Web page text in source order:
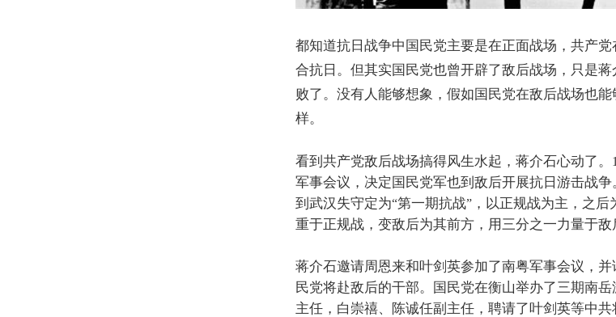
都知道抗日战争中国民党主要是在正面战场，共产
合抗日。但其实国民党也曾开辟了敌后战场，只是
败了。没有人能够想象，假如国民党在敌后战场也
样。
看到共产党敌后战场搞得风生水起，蒋介石心动了。
军事会议，决定国民党军也到敌后开展抗日游击战
到武汉失守定为“第一期抗战”，以正规战为主，之后
重于正规战，变敌后为其前方，用三分之一力量于敌
蒋介石邀请周恩来和叶剑英参加了南粤军事会议，
民党将赴敌后的干部。国民党在衡山举办了三期南
主任，白崇禧、陈诚任副主任，聘请了叶剑英等中